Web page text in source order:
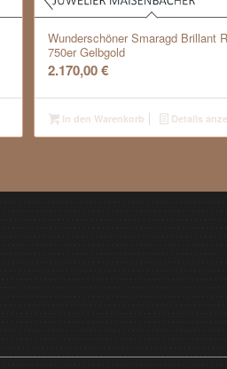
Wunderschöner Smaragd Brillant
750er Gelbgold
2.170,00€
In den Warenkorb Details